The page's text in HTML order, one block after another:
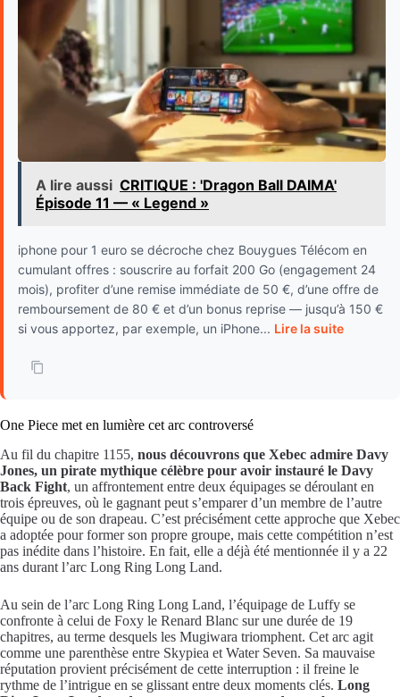
A lire aussi CRITIQUE : 'Dragon Ball DAIMA'
Épisode 11 — « Legend »
iphone pour 1 euro se décroche chez Bouygues Télécom en
cumulant offres : souscrire au forfait 200 Go (engagement 24
mois), profiter d’une remise immédiate de 50 €, d’une offre de
remboursement de 80 € et d’un bonus reprise — jusqu’à 150 €
si vous apportez, par exemple, un iPhone... Lire la suite
One Piece met en lumière cet arc controversé
Au fil du chapitre 1155, nous découvrons que Xebec admire Davy
Jones, un pirate mythique célèbre pour avoir instauré le Davy
Back Fight, un affrontement entre deux équipages se déroulant en
trois épreuves, où le gagnant peut s’emparer d’un membre de l’autre
équipe ou de son drapeau. C’est précisément cette approche que Xebec
a adoptée pour former son propre groupe, mais cette compétition n’est
pas inédite dans l’histoire. En fait, elle a déjà été mentionnée il y a 22
ans durant l’arc Long Ring Long Land.
Au sein de l’arc Long Ring Long Land, l’équipage de Luffy se
confronte à celui de Foxy le Renard Blanc sur une durée de 19
chapitres, au terme desquels les Mugiwara triomphent. Cet arc agit
comme une parenthèse entre Skypiea et Water Seven. Sa mauvaise
réputation provient précisément de cette interruption : il freine le
rythme de l’intrigue en se glissant entre deux moments clés. Long